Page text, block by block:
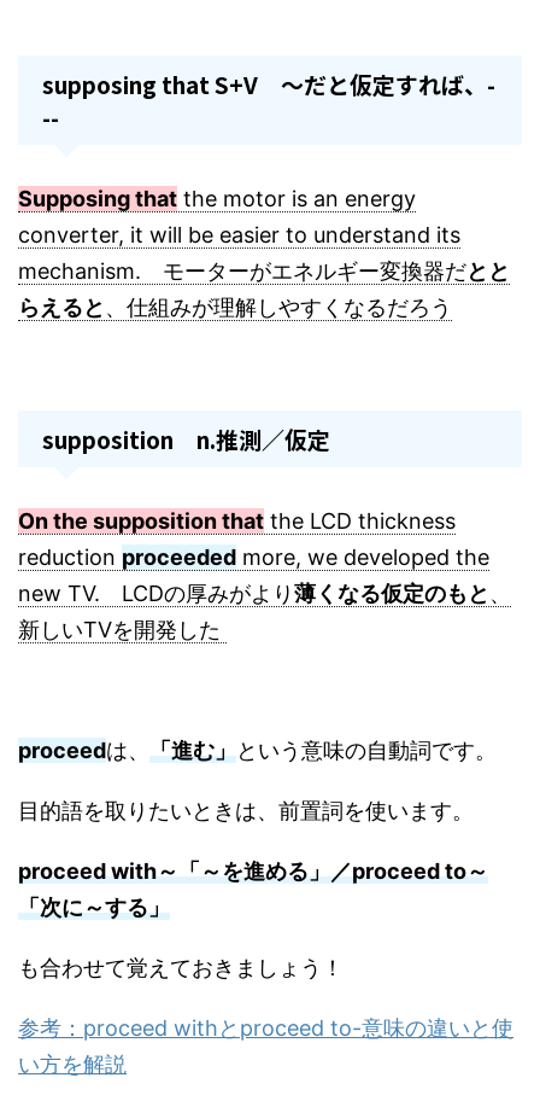
supposing that S+V ～だと仮定すれば、-
--
Supposing that the motor is an energy
converter, it will be easier to understand its
mechanism. モーターがエネルギー変換器だとと
らえると 、仕組みが理解しやすくなるだろう
supposition n.推測／仮定
On the supposition that the LCD thickness
reduction proceeded more, we developed the
new TV. LCDの厚みがより薄くなる仮定のもと 、
新しいTVを開発した
proceedは、 「進む」という意味の自動詞です。
目的語を取りたいときは、前置詞を使います。
proceed with～「～を進める」／proceed to～
「次に～する」
も合わせて覚えておきましょう！
参考：proceed withとproceed to-意味の違いと使
い方を解説